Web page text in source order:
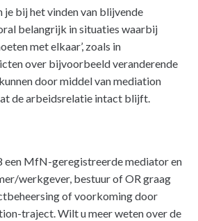
bij het vinden van blijvende
belangrijk in situaties waarbij
met elkaar’, zoals in
over bijvoorbeeld veranderende
door middel van mediation
de arbeidsrelatie intact blijft.
een MfN-geregistreerde mediator en
werkgever, bestuur of OR graag
of voorkoming door
traject. Wilt u meer weten over de